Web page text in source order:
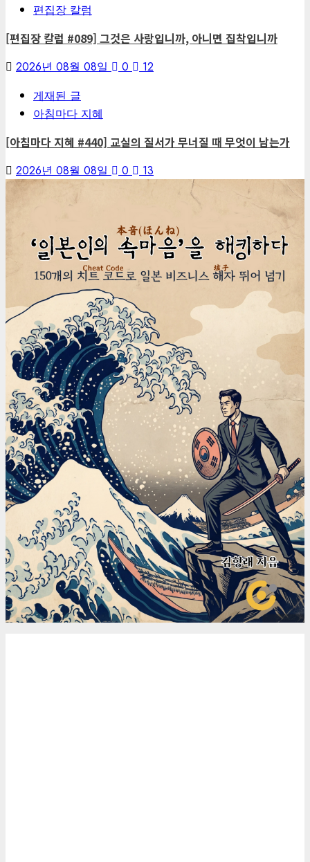
편집장 칼럼
[편집장 칼럼 #089] 그것은 사랑입니까, 아니면 집착입니까
2026년 08월 08일 0
12
게재된 글
아침마다 지혜
[아침마다 지혜 #440] 교실의 질서가 무너질 때 무엇이 남는가
2026년 08월 08일 0 13